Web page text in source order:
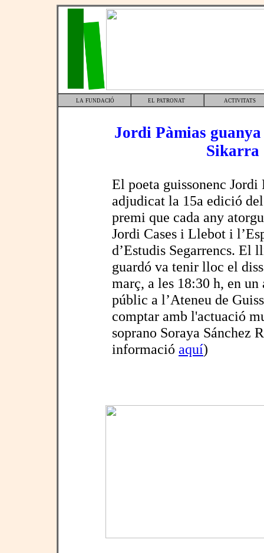
la fundació el patronat activitats
Jordi Pàmias
Sikarra
El poeta guissonenc Jordi
adjudicat la 15a edició
premi que cada any
Jordi Cases i Llebot i
d’Estudis Segarrencs. El
guardó va tenir lloc el
març, a les 18:30 h, en un
públic a l’Ateneu de
comptar amb l'actuació
soprano Soraya Sánchez
informació aquí)